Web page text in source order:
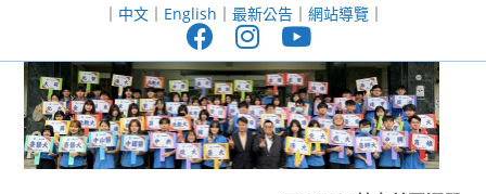
至
｜ 中文｜ English ｜ 最新公告｜ 網站導覽｜